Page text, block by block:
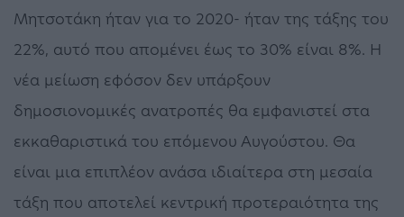
Μητσοτάκη ήταν για το 2020- ήταν της τάξης του
22%, αυτό που απομένει έως το 30% είναι 8%. Η
νέα μείωση εφόσον δεν υπάρξουν
δημοσιονομικές ανατροπές θα εμφανιστεί στα
εκκαθαριστικά του επόμενου Αυγούστου. Θα
είναι μια επιπλέον ανάσα ιδιαίτερα στη μεσαία
τάξη που αποτελεί κεντρική προτεραιότητα της